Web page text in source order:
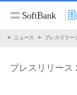
ニュース プレスリリー
プレスリリース